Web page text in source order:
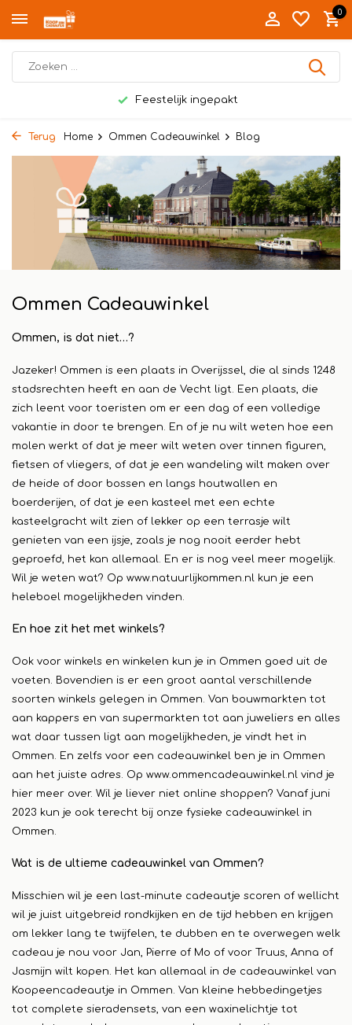
0
Feestelijk ingepakt
Terug Home Ommen Cadeauwinkel Blog
Ommen Cadeauwinkel
Ommen, is dat niet…?
Jazeker! Ommen is een plaats in Overijssel, die al sinds 1248
stadsrechten heeft en aan de Vecht ligt. Een plaats, die
zich leent voor toeristen om er een dag of een volledige
vakantie in door te brengen. En of je nu wilt weten hoe een
molen werkt of dat je meer wilt weten over tinnen figuren,
fietsen of vliegers, of dat je een wandeling wilt maken over
de heide of door bossen en langs houtwallen en
boerderijen, of dat je een kasteel met een echte
kasteelgracht wilt zien of lekker op een terrasje wilt
genieten van een ijsje, zoals je nog nooit eerder hebt
geproefd, het kan allemaal. En er is nog veel meer mogelijk.
Wil je weten wat? Op www.natuurlijkommen.nl kun je een
heleboel mogelijkheden vinden.
En hoe zit het met winkels?
Ook voor winkels en winkelen kun je in Ommen goed uit de
voeten. Bovendien is er een groot aantal verschillende
soorten winkels gelegen in Ommen. Van bouwmarkten tot
aan kappers en van supermarkten tot aan juweliers en alles
wat daar tussen ligt aan mogelijkheden, je vindt het in
Ommen. En zelfs voor een cadeauwinkel ben je in Ommen
aan het juiste adres. Op www.ommencadeauwinkel.nl vind je
hier meer over. Wil je liever niet online shoppen? Vanaf juni
2023 kun je ook terecht bij onze fysieke cadeauwinkel in
Ommen.
Wat is de ultieme cadeauwinkel van Ommen?
Misschien wil je een last-minute cadeautje scoren of wellicht
wil je juist uitgebreid rondkijken en de tijd hebben en krijgen
om lekker lang te twijfelen, te dubben en te overwegen welk
cadeau je nou voor Jan, Pierre of Mo of voor Truus, Anna of
Jasmijn wilt kopen. Het kan allemaal in de cadeauwinkel van
Koopeencadeautje in Ommen. Van kleine hebbedingetjes
tot complete sieradensets, van een waxinelichtje tot